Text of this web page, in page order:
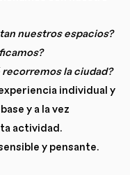
nuestros espacios?
recorremos la ciudad?
individual y
y a la vez
actividad.
y pensante.